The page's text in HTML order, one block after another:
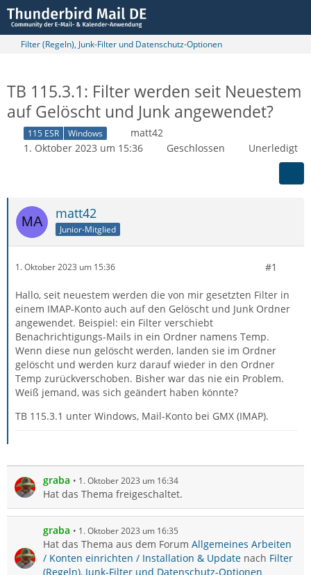
Filter (Regeln), Junk-Filter und Datenschutz-Optionen
TB 115.3.1: Filter werden seit Neuestem
auf Gelöscht und Junk angewendet?
115 ESR Windows
matt42
1. Oktober 2023 um 15:36
Geschlossen Unerledigt
matt42
Junior-Mitglied
1. Oktober 2023 um 15:36 #1
Hallo, seit neuestem werden die von mir gesetzten Filter in
einem IMAP-Konto auch auf den Gelöscht und Junk Ordner
angewendet. Beispiel: ein Filter verschiebt
Benachrichtigungs-Mails in ein Ordner namens Temp.
Wenn diese nun gelöscht werden, landen sie im Ordner
gelöscht und werden kurz darauf wieder in den Ordner
Temp zurückverschoben. Bisher war das nie ein Problem.
Weiß jemand, was sich geändert haben könnte?
TB 115.3.1 unter Windows, Mail-Konto bei GMX (IMAP).
graba 1. Oktober 2023 um 16:34
Hat das Thema freigeschaltet.
graba 1. Oktober 2023 um 16:35
Hat das Thema aus dem Forum Allgemeines Arbeiten
/ Konten einrichten / Installation & Update nach Filter
(Regeln), Junk-Filter und Datenschutz-Optionen